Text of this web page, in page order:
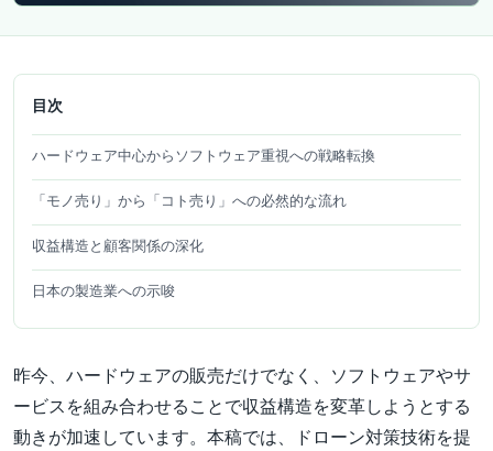
目次
ハードウェア中心からソフトウェア重視への戦略転換
「モノ売り」から「コト売り」への必然的な流れ
収益構造と顧客関係の深化
日本の製造業への示唆
昨今、ハードウェアの販売だけでなく、ソフトウェアやサ
ービスを組み合わせることで収益構造を変革しようとする
動きが加速しています。本稿では、ドローン対策技術を提